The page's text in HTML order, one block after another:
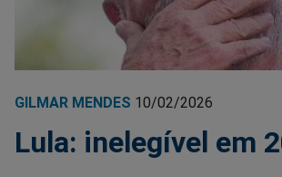
GILMAR MENDES 10/02/2026
Lula: inelegível em